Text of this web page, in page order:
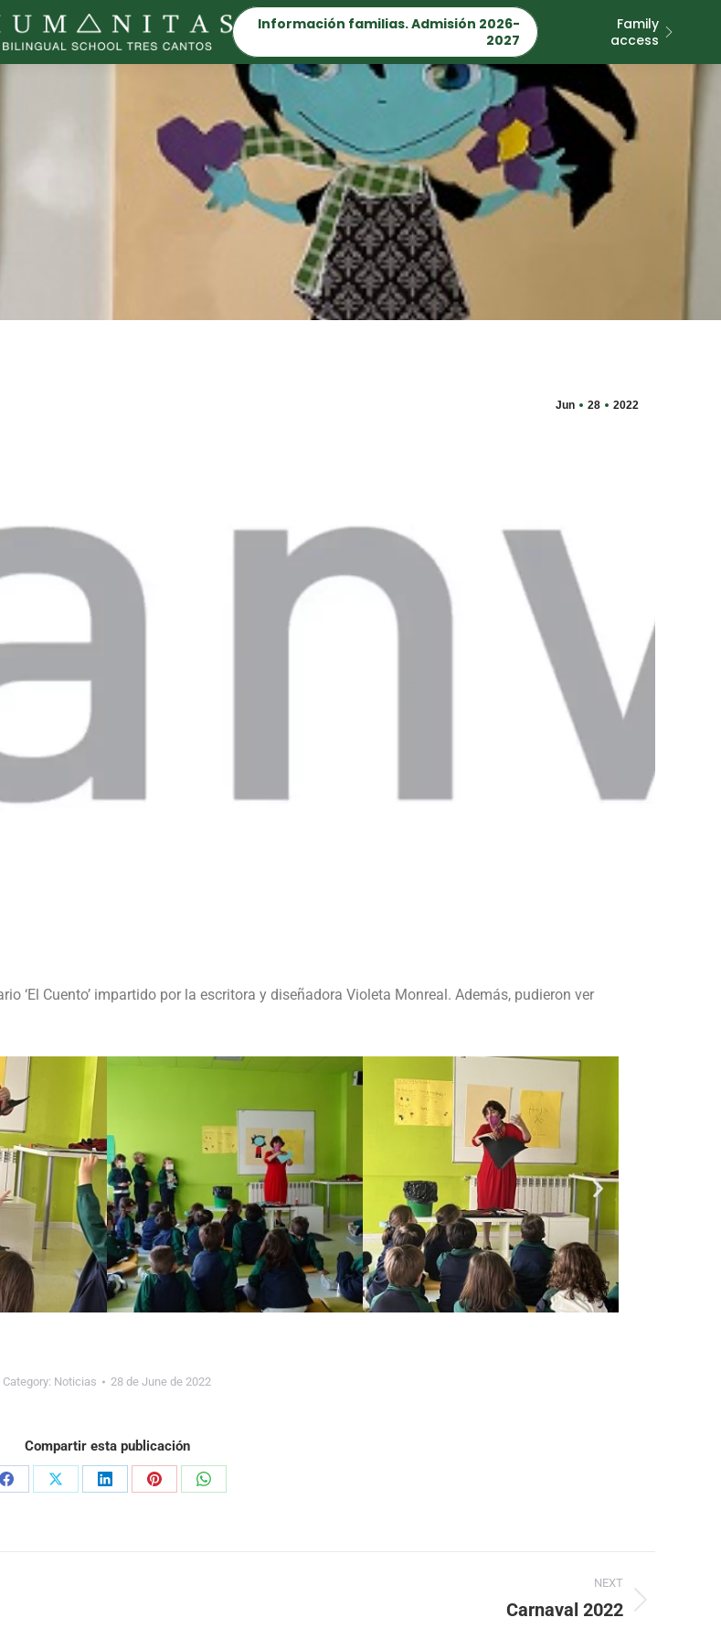
Información familias. Admisión 2026-
2027
Family
access
Jun 28 2022
‘El Cuento’ impartido por la escritora y diseñadora Violeta Monreal. Además, pudieron ver
Category: Noticias 28 de June de 2022
Compartir esta publicación
NEXT
Carnaval 2022